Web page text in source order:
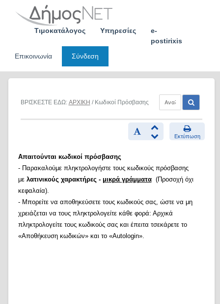
Τιμοκατάλογος Υπηρεσίες
e-
postirixis
Επικοινωνία
Σύνδεση
ΒΡΙΣΚΕΣΤΕ ΕΔΩ: ΑΡΧΙΚΗ / Κωδικοί Πρόσβασης
Εκτύπωση
Απαιτούνται κωδικοί πρόσβασης
- Παρακαλούμε πληκτρολογήστε τους κωδικούς πρόσβασης
με λατινικούς χαρακτήρες - μικρά γράμματα(Προσοχή όχι
κεφαλαία).
- Μπορείτε να αποθηκεύσετε τους κωδικούς σας, ώστε να μη
χρειάζεται να τους πληκτρολογείτε κάθε φορά: Αρχικά
πληκτρολογείτε τους κωδικούς σας και έπειτα τσεκάρετε το
«Αποθήκευση κωδικών» και το «Autologin».